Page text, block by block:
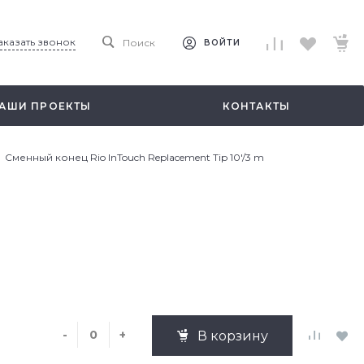
звонок Поиск ВОЙТИ
ПРОЕКТЫ КОНТАКТЫ
Сменный конец Rio InTouch Replacement Tip 10'/3 m
- + В корзину